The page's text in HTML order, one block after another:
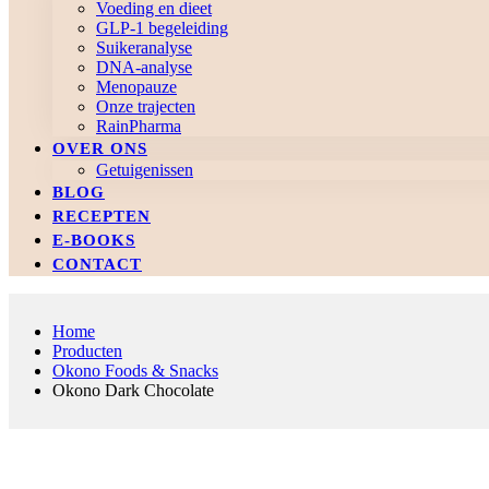
Voeding en dieet
GLP-1 begeleiding
Suikeranalyse
DNA-analyse
Menopauze
Onze trajecten
RainPharma
OVER ONS
Getuigenissen
BLOG
RECEPTEN
E-BOOKS
CONTACT
Home
Producten
Okono Foods & Snacks
Okono Dark Chocolate